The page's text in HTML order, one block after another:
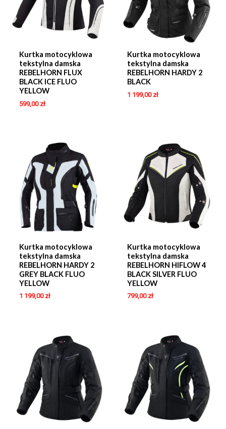
Kurtka motocyklowa
tekstylna damska
REBELHORN FLUX
BLACK ICE FLUO
YELLOW
599,00 zł
Kurtka motocyklowa
tekstylna damska
REBELHORN HARDY 2
BLACK
1 199,00 zł
Kurtka motocyklowa
tekstylna damska
REBELHORN HARDY 2
GREY BLACK FLUO
YELLOW
1 199,00 zł
Kurtka motocyklowa
tekstylna damska
REBELHORN HIFLOW 4
BLACK SILVER FLUO
YELLOW
799,00 zł